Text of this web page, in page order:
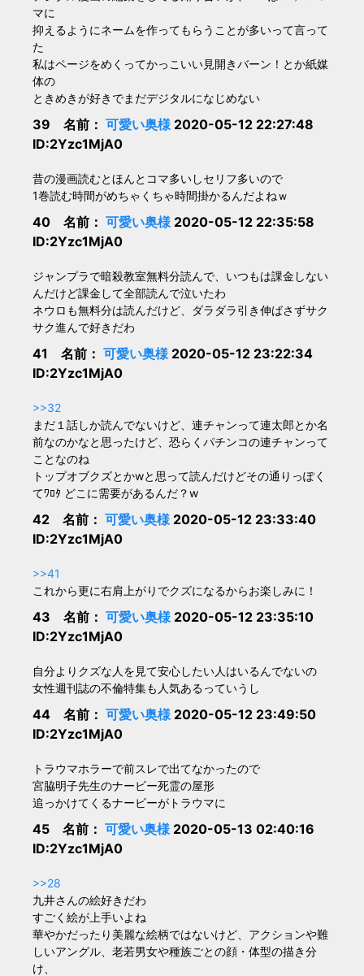
マに
抑えるようにネームを作ってもらうことが多いって言って
た
私はページをめくってかっこいい見開きバーン！とか紙媒
体の
ときめきが好きでまだデジタルになじめない
39 名前： 可愛い奥様2020-05-12 22:27:48
ID:2Yzc1MjA0
昔の漫画読むとほんとコマ多いしセリフ多いので
1巻読む時間がめちゃくちゃ時間掛かるんだよねｗ
40 名前： 可愛い奥様2020-05-12 22:35:58
ID:2Yzc1MjA0
ジャンプラで暗殺教室無料分読んで、いつもは課金しない
んだけど課金して全部読んで泣いたわ
ネウロも無料分は読んだけど、ダラダラ引き伸ばさずサク
サク進んで好きだわ
41 名前： 可愛い奥様2020-05-12 23:22:34
ID:2Yzc1MjA0
>>32
まだ１話しか読んでないけど、連チャンって連太郎とか名
前なのかなと思ったけど、恐らくパチンコの連チャンって
ことなのね
トップオブクズとかwと思って読んだけどその通りっぽく
てﾜﾛﾀ どこに需要があるんだ？w
42 名前： 可愛い奥様2020-05-12 23:33:40
ID:2Yzc1MjA0
>>41
これから更に右肩上がりでクズになるからお楽しみに！
43 名前： 可愛い奥様2020-05-12 23:35:10
ID:2Yzc1MjA0
自分よりクズな人を見て安心したい人はいるんでないの
女性週刊誌の不倫特集も人気あるっていうし
44 名前： 可愛い奥様2020-05-12 23:49:50
ID:2Yzc1MjA0
トラウマホラーで前スレで出てなかったので
宮脇明子先生のナービー死霊の屋形
追っかけてくるナービーがトラウマに
45 名前： 可愛い奥様2020-05-13 02:40:16
ID:2Yzc1MjA0
>>28
九井さんの絵好きだわ
すごく絵が上手いよね
華やかだったり美麗な絵柄ではないけど、アクションや難
しいアングル、老若男女や種族ごとの顔・体型の描き分
け、